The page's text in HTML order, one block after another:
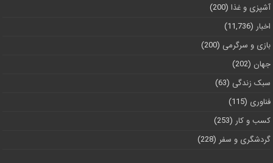
آشپزی و غذا (200)
اخبار (11,736)
بازی و سرگرمی (200)
جهان (202)
سبک زندگی (63)
فناوری (115)
کسب و کار (253)
گردشگری و سفر (228)